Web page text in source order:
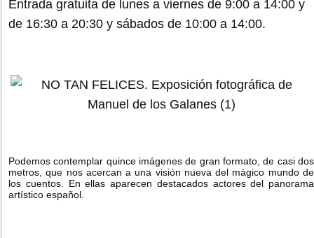
Entrada gratuita de lunes a viernes de 9:00 a 14:00 y
de 16:30 a 20:30 y sábados de 10:00 a 14:00.
Podemos contemplar quince imágenes de gran formato, de casi dos
metros, que nos acercan a una visión nueva del mágico mundo de
los cuentos. En ellas aparecen destacados actores del panorama
artístico español.